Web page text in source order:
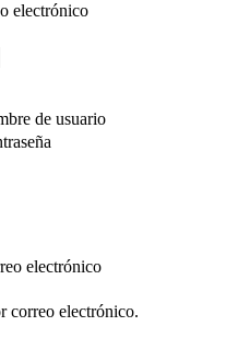
electrónico
de usuario
electrónico
correo electrónico.